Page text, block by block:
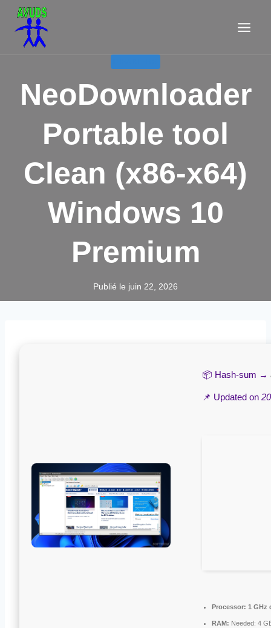
Aller
contenu
NeoDownloader
Portable tool
Clean (x86-x64)
Windows 10
Premium
Publié le juin 22, 2026
📦 Hash-sum →
📌 Updated on
Processor: 1 GHz
RAM: Needed: 4